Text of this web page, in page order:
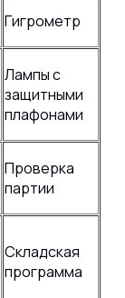
Гигрометр
Лампы с
защитными
плафонами
Проверка
партии
Складская
программа